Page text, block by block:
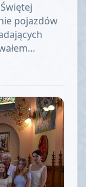
pojazdów